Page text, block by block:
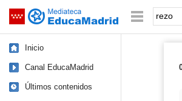
Saltar navegación
Inicio
Canal EducaMadrid
Últimos contenidos